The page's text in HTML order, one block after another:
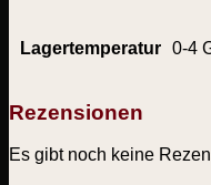
Lagertemperatur 0-4
Rezensionen
Es gibt noch keine